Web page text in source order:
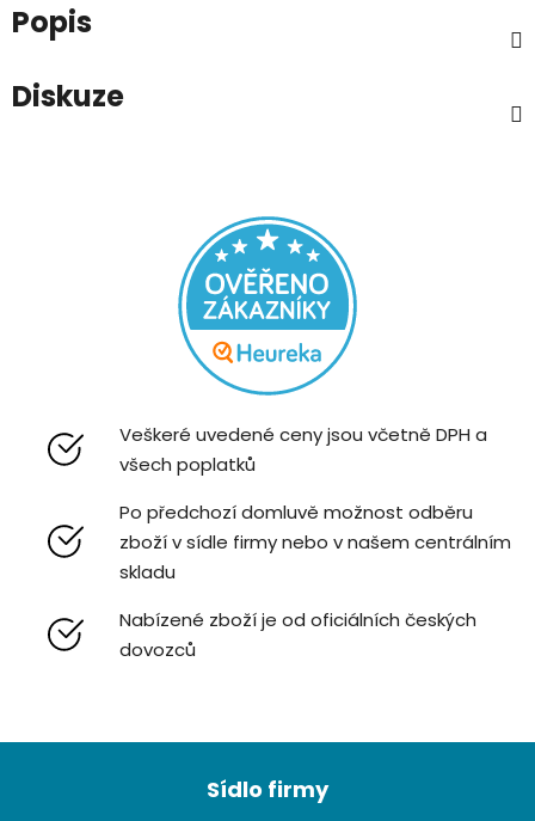
Popis
Diskuze
Veškeré uvedené ceny jsou včetně DPH a
všech poplatků
Po předchozí domluvě možnost odběru
zboží v sídle firmy nebo v našem centrálním
skladu
Nabízené zboží je od oficiálních českých
dovozců
Z
Sídlo firmy